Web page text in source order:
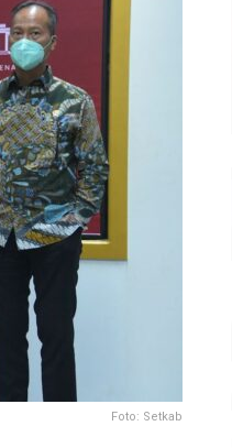
Foto: Setkab